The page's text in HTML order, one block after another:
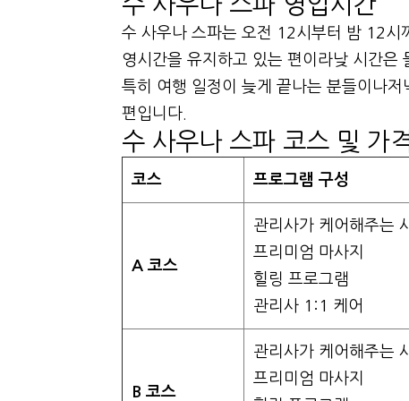
수 사우나 스파는 오전 12시부터 밤 12시
영시간을 유지하고 있는 편이라낮 시간은
특히 여행 일정이 늦게 끝나는 분들이나
편입니다.
수 사우나 스파 코스 및 가
코스 프로그램 구성
A 코스
관리사가 케어해주는
프리미엄 마사지
힐링 프로그램
관리사 1:1 케어
B 코스
관리사가 케어해주는
프리미엄 마사지